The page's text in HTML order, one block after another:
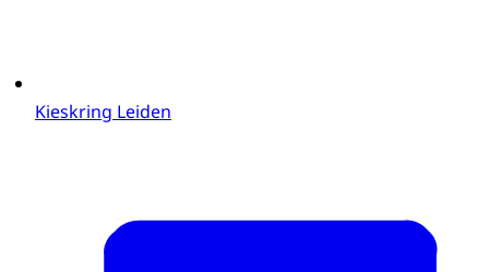
Kieskring Leiden